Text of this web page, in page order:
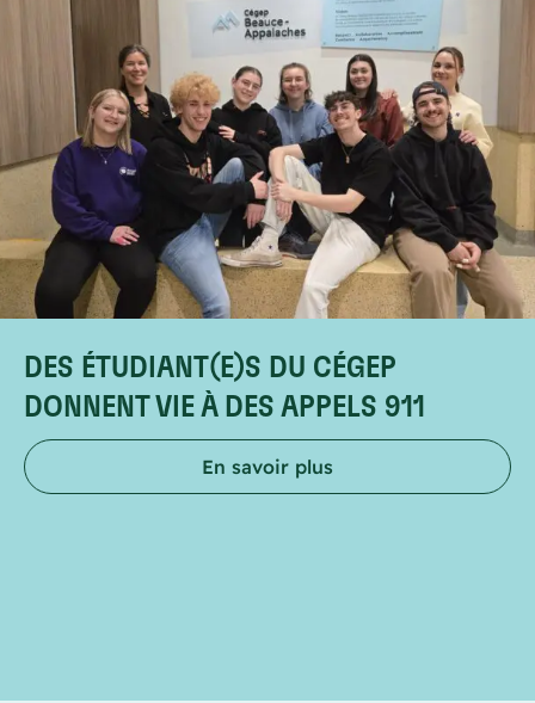
DES ÉTUDIANT(E)S DU CÉGEP
DONNENT VIE À DES APPELS 911
En savoir plus